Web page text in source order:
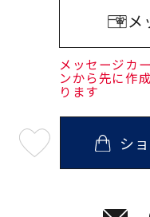
メ
メッセージカ
ンから先に作
ります
08
シ